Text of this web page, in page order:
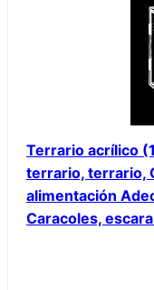
Terrario acrílico
terrario, terrario,
alimentación
Caracoles,